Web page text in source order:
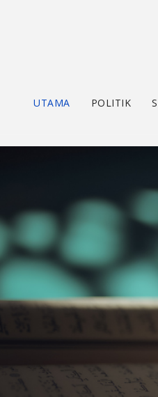
UTAMA POLITIK